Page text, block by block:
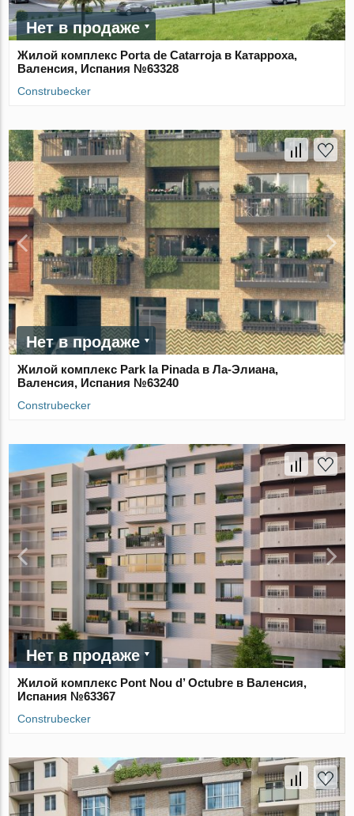
Нет в продаже
Жилой комплекс Porta de Catarroja в Катарроха,
Валенсия, Испания №63328
Construbecker
Нет в продаже
Жилой комплекс Park la Pinada в Ла-Элиана,
Валенсия, Испания №63240
Construbecker
Нет в продаже
Жилой комплекс Pont Nou d’ Octubre в Валенсия,
Испания №63367
Construbecker